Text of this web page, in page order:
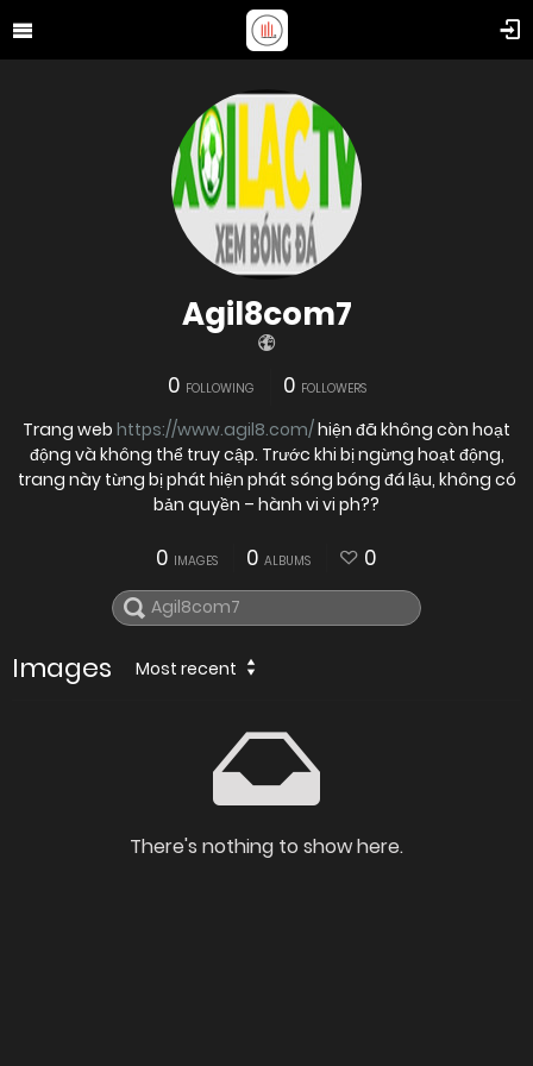
Agil8com7
0 FOLLOWING 0 FOLLOWERS
Trang web https://www.agil8.com/
động và không thể truy cập. Trước khi bị ngừng hoạt động,
trang này từng bị phát hiện phát sóng bóng đá lậu, không có
bản quyền – hành vi vi ph??
0 IMAGES 0 ALBUMS 0
Images Most recent
There's nothing to show here.